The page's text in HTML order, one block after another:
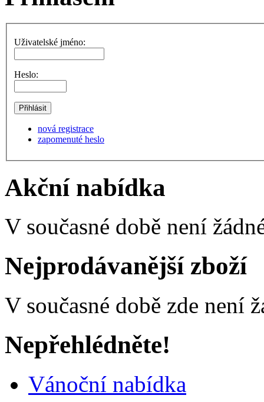
Uživatelské jméno:
Heslo:
nová registrace
zapomenuté heslo
Akční nabídka
V současné době není
Nejprodávanější zboží
V současné době zde není
Nepřehlédněte!
Vánoční nabídka